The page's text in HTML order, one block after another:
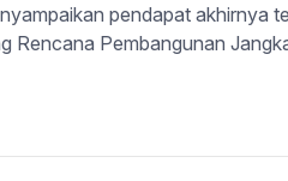
pendapat akhirnya
Rencana Pembangunan
Kabupaten Klungkung
digelar Selasa (29/7/2025).
menyatakan menerima dan
ditetapkan menjadi Peraturan